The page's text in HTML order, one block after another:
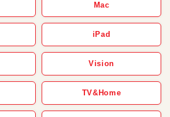
Mac
iPad
Vision
TV&Home